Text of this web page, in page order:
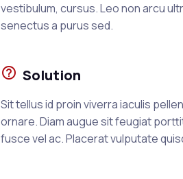
vestibulum, cursus. Leo non arcu
senectus a purus sed.
Solution
Sit tellus id proin viverra iaculis
ornare. Diam augue sit feugiat
fusce vel ac. Placerat vulputate